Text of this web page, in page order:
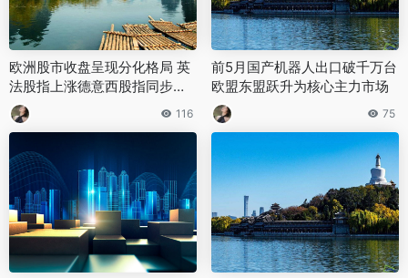
欧洲股市收盘呈现分化格局 英
法股指上涨德意西股指同步下
跌
116
前5月国产机器人出口破千万台
欧盟东盟跃升为核心主力市场
75